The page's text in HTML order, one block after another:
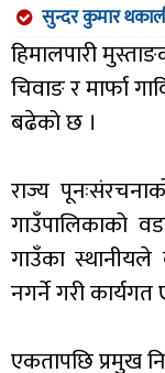
सुन्दर कुमार
हिमालपारी
चिवाङ र मार्फा
बढेको छ ।
राज्य
गाउँपालिकाको
गाउँका
नगर्ने गरी
एकतापछि प्रमुख